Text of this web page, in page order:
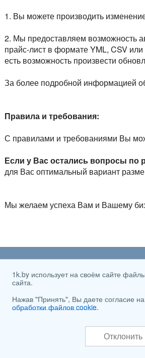
1. Вы можете производить
2. Мы предоставляем возможность
прайс-лист в формате YML, CSV
есть возможность произвести
За более подробной информацией
Правила и требования:
С правилами и требованиями Вы
Если у Вас остались вопросы
для Вас оптимальный вариант
Мы желаем успеха Вам и Вашему
1k.by использует на своём сайте
сайта.
Нажав "Принять", Вы даете согласие
обработки файлов cookie.
Отклонить
Популярные категории
Ноутбуки
Наушники и гарнитуры
Телевизоры